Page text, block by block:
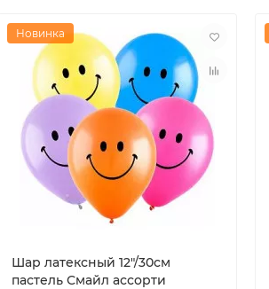
Новинка
Шар латексный 12"/30см
пастель Смайл ассорти